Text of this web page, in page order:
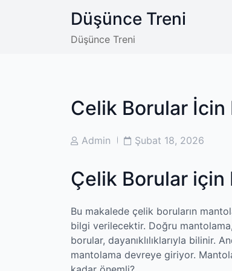
Düşünce Treni
Düşünce Treni
Celik Borular
PostAdmin
PostŞubat 18, 2026
Çelik Borular
Bu makalede çelik boruların
bilgi verilecektir. Doğru
borular, dayanıklılıklarıyla bilinir.
mantolama devreye giriyor.